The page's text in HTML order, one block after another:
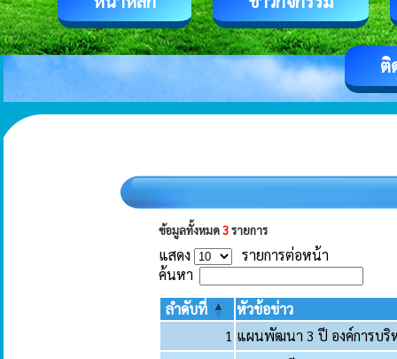
ติ
ข้อมูลทั้งหมด3รายการ
แสดง
รายการต่อหน้า
ค้นหา
ลำดับที่
หัวข้อข่าว
1 แผนพัฒนา 3 ปี องค์การบริ